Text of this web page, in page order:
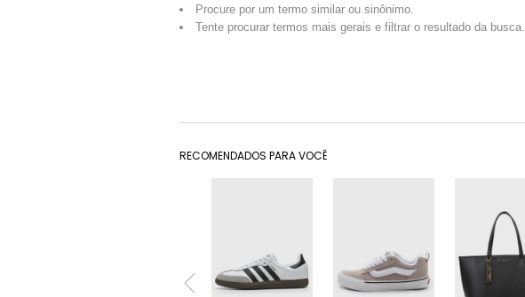
Procure por um termo similar ou sinônimo.
Tente procurar termos mais gerais e filtrar o resultado da busca.
RECOMENDADOS PARA VOCÊ